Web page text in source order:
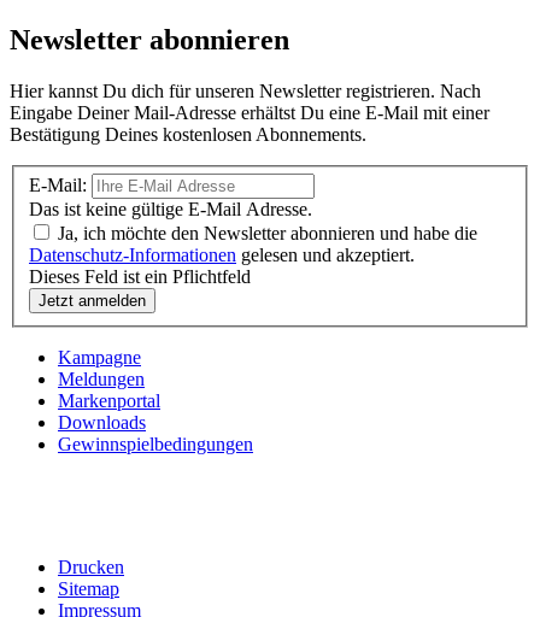
Newsletter abonnieren
Hier kannst Du dich für unseren Newsletter registrieren. Nach
Eingabe Deiner Mail-Adresse erhältst Du eine E-Mail mit einer
Bestätigung Deines kostenlosen Abonnements.
E-Mail:
Das ist keine gültige E-Mail Adresse.
Ja, ich möchte den Newsletter abonnieren und habe die
Datenschutz-Informationen gelesen und akzeptiert.
Dieses Feld ist ein Pflichtfeld
Kampagne
Meldungen
Markenportal
Downloads
Gewinnspielbedingungen
Drucken
Sitemap
Impressum